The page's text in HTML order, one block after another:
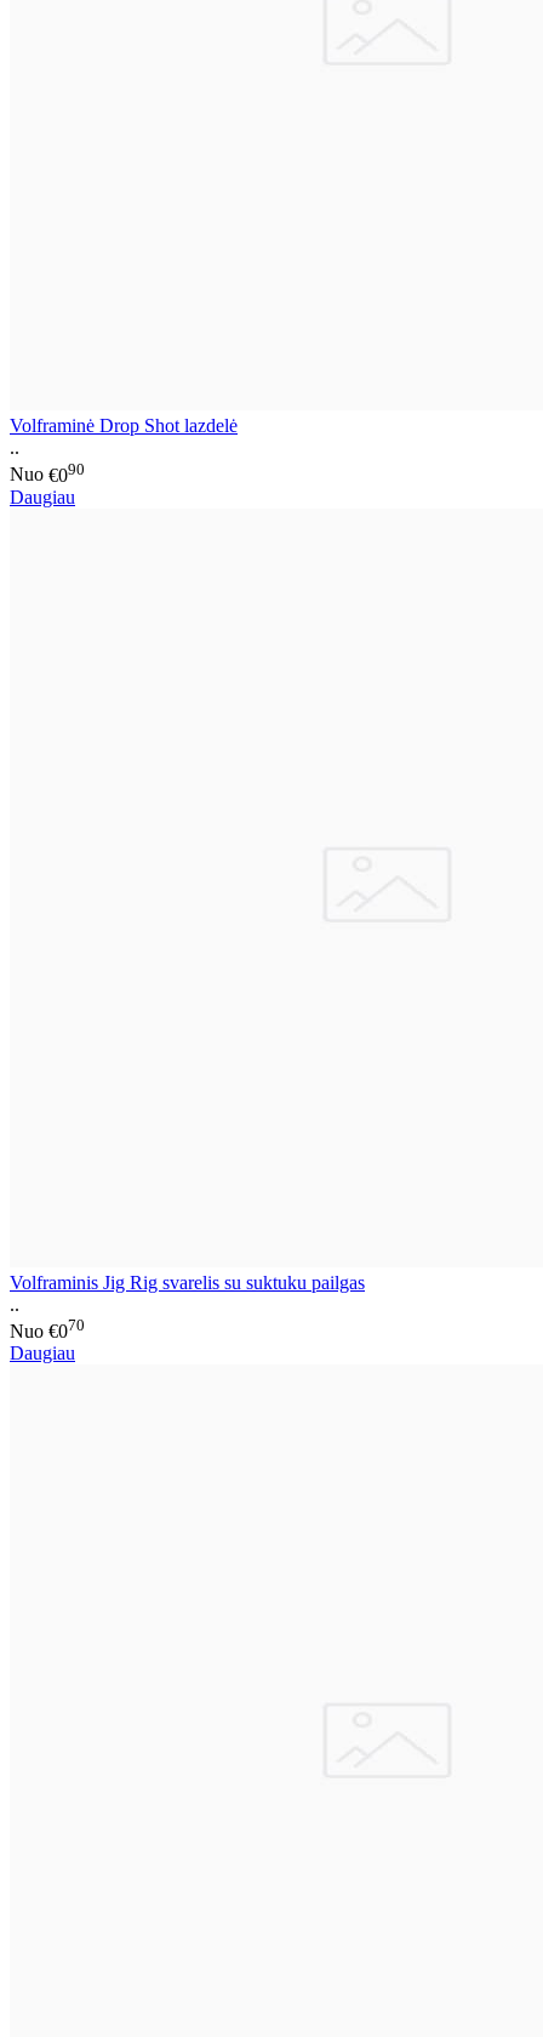
Volframinė Drop Shot lazdelė
..
Nuo €090
Daugiau
Volframinis Jig Rig svarelis su suktuku pailgas
..
Nuo €070
Daugiau